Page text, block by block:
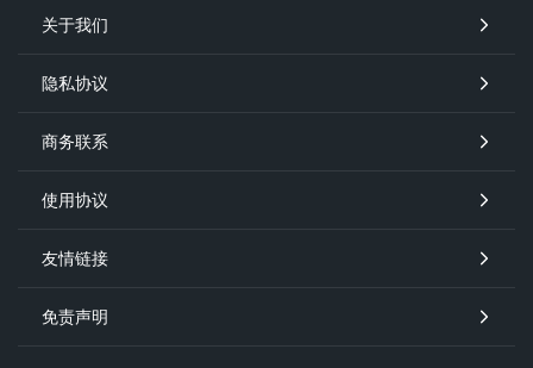
关于我们
隐私协议
商务联系
使用协议
友情链接
免责声明